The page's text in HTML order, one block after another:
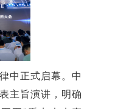
中正式启幕。中
主旨演讲，明确